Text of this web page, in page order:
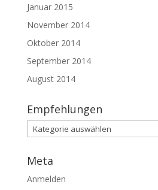
Januar 2015
November 2014
Oktober 2014
September 2014
August 2014
Empfehlungen
Empfehlungen
Meta
Anmelden